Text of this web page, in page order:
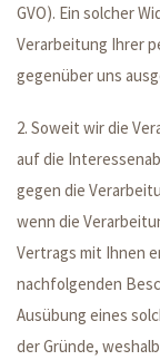
GVO). Ein solcher
Verarbeitung Ihrer
gegenüber uns
2. Soweit wir die
auf die
gegen die
wenn die
Vertrags mit Ihnen
nachfolgenden
Ausübung eines
der Gründe,